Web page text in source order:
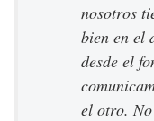
nosotros
bien en el
desde el
el otro.